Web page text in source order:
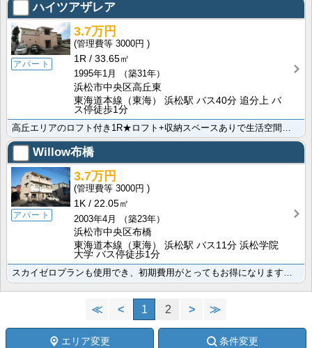
ハイツアザレア
アパート
3.7万円
3000円
1R
33.65㎡
1995年1月
（築31年）
浜松市中央区高丘東
東海道本線（東海） 浜松駅 バス40分 追分上 バ
ス停徒歩1分
高丘エリアのロフト付き1R★ロフト+収納スペースありで生活空間が広く使えます♪大通りへアクセスも良好･･･
Willow布橋
アパート
3.7万円
3000円
1K
22.05㎡
2003年4月
（築23年）
浜松市中央区布橋
東海道本線（東海） 浜松駅 バス11分 浜松学院
大学 バス停徒歩1分
スカイゼロプランも使用でき、初期費用がとってもお得になります★静岡大学の学生さんにオススメ！嬉しい無･･･
≪ < 1 2 > ≫
エリア変更 条件変更